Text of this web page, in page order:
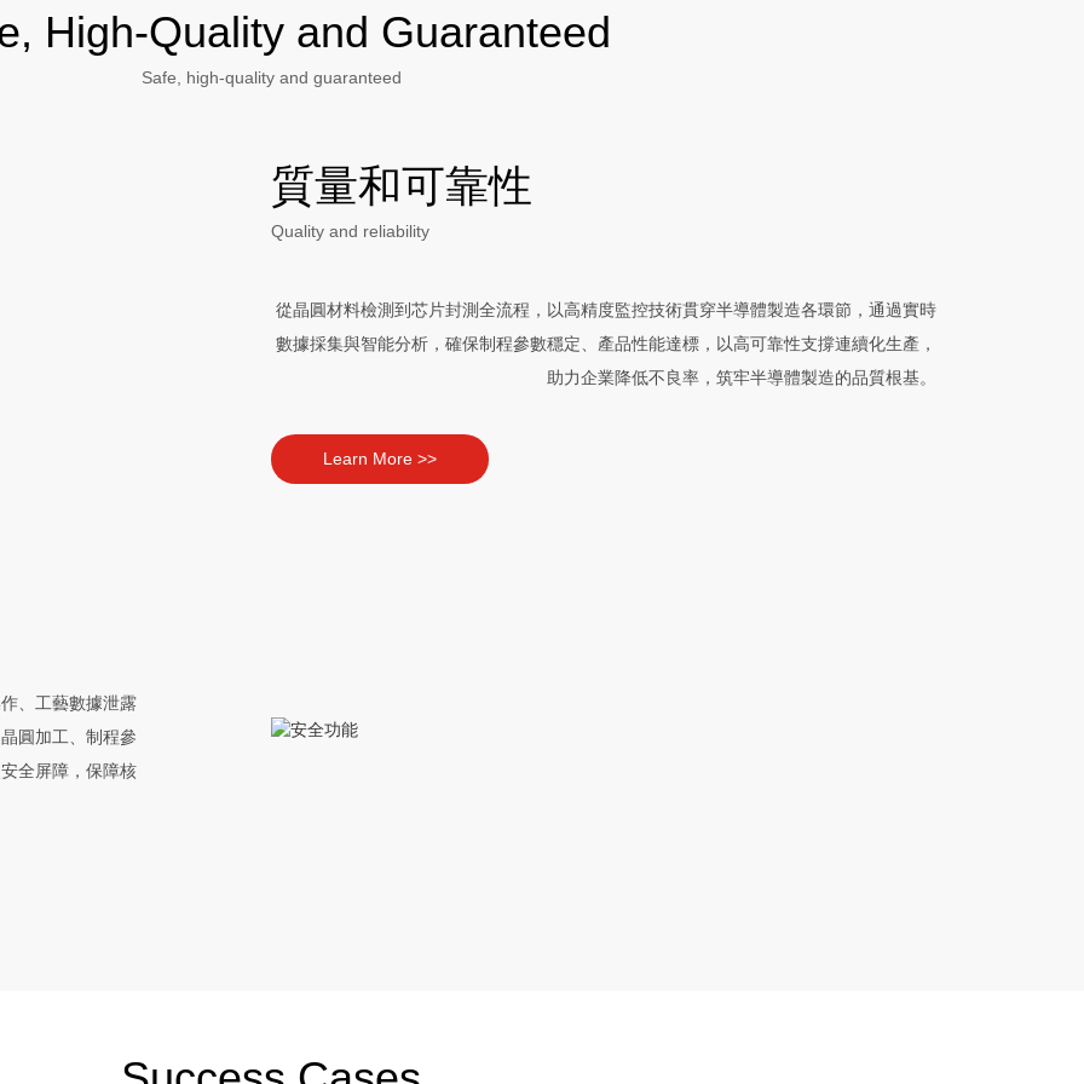
High-Quality and Guaranteed
Safe, high-quality and guaranteed
質量和可靠性
Quality and reliability
從晶圓材料檢測到芯片封測全流程，以高精度監控技術貫穿半導體製造各環節，通過實時
數據採集與智能分析，確保制程參數穩定、產品性能達標，以高可靠性支撐連續化生產，
助力企業降低不良率，筑牢半導體製造的品質根基。
Learn More >>
、工藝數據泄露
圓加工、制程參
全屏障，保障核